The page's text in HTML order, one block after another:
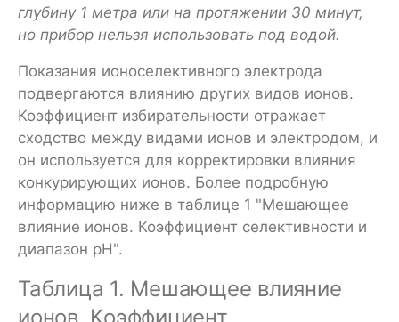
глубину 1 метра или на протяжении 30 минут,
но прибор нельзя использовать под водой.
Показания ионоселективного электрода
подвергаются влиянию других видов ионов.
Коэффициент избирательности отражает
сходство между видами ионов и электродом, и
он используется для корректировки влияния
конкурирующих ионов. Более подробную
информацию ниже в таблице 1 "Мешающее
влияние ионов. Коэффициент селективности и
диапазон рН".
Таблица 1. Мешающее влияние